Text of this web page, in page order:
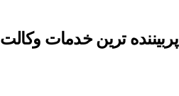
پربیننده ترین خدمات وکالت